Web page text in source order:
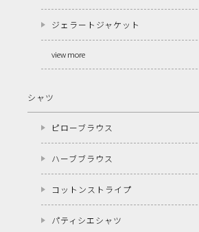
ジェラートジャケット
view more
シャツ
ピローブラウス
ハーブブラウス
コットンストライプ
パティシエシャツ